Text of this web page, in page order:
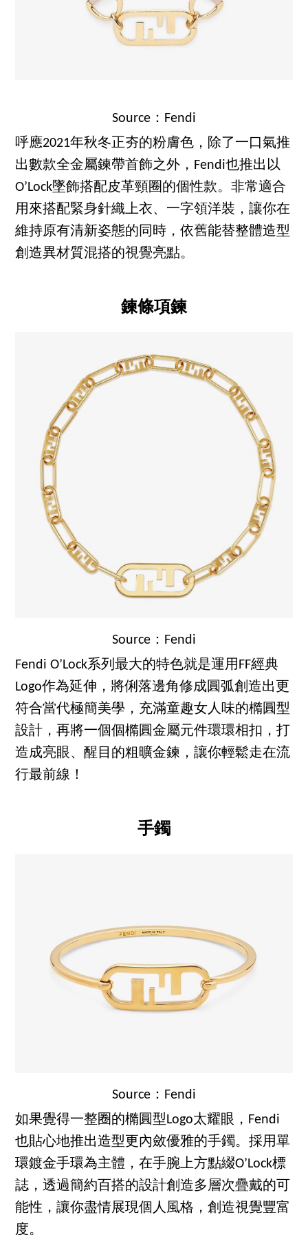
Source：Fendi
呼應2021年秋冬正夯的粉膚色，除了一口氣推
出數款全金屬鍊帶首飾之外，Fendi也推出以
O’Lock墜飾搭配皮革頸圈的個性款。非常適合
用來搭配緊身針織上衣、一字領洋裝，讓你在
維持原有清新姿態的同時，依舊能替整體造型
創造異材質混搭的視覺亮點。
鍊條項鍊
Source：Fendi
Fendi O’Lock系列最大的特色就是運用FF經典
Logo作為延伸，將俐落邊角修成圓弧創造出更
符合當代極簡美學，充滿童趣女人味的橢圓型
設計，再將一個個橢圓金屬元件環環相扣，打
造成亮眼、醒目的粗曠金鍊，讓你輕鬆走在流
行最前線！
手鐲
Source：Fendi
如果覺得一整圈的橢圓型Logo太耀眼，Fendi
也貼心地推出造型更內斂優雅的手鐲。採用單
環鍍金手環為主體，在手腕上方點綴O’Lock標
誌，透過簡約百搭的設計創造多層次疊戴的可
能性，讓你盡情展現個人風格，創造視覺豐富
度。